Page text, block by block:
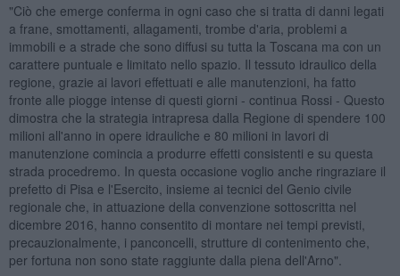
"Ciò che emerge conferma in ogni caso che si tratta di danni legati
a frane, smottamenti, allagamenti, trombe d'aria, problemi a
immobili e a strade che sono diffusi su tutta la Toscana ma con un
carattere puntuale e limitato nello spazio. Il tessuto idraulico della
regione, grazie ai lavori effettuati e alle manutenzioni, ha fatto
fronte alle piogge intense di questi giorni - continua Rossi - Questo
dimostra che la strategia intrapresa dalla Regione di spendere 100
milioni all'anno in opere idrauliche e 80 milioni in lavori di
manutenzione comincia a produrre effetti consistenti e su questa
strada procedremo. In questa occasione voglio anche ringraziare il
prefetto di Pisa e l'Esercito, insieme ai tecnici del Genio civile
regionale che, in attuazione della convenzione sottoscritta nel
dicembre 2016, hanno consentito di montare nei tempi previsti,
precauzionalmente, i panconcelli, strutture di contenimento che,
per fortuna non sono state raggiunte dalla piena dell'Arno".